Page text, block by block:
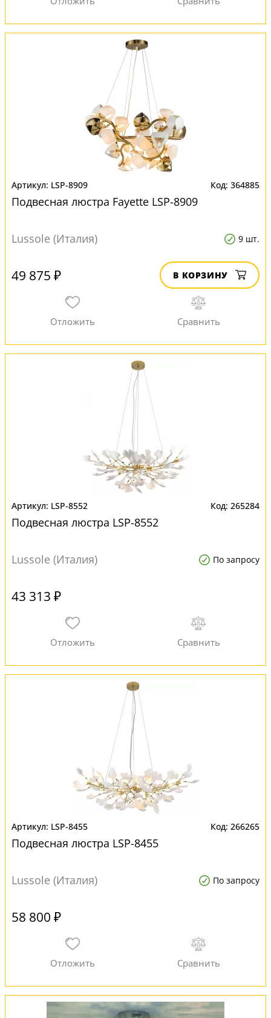
LSP-8909 364885
Подвесная люстра Fayette LSP-8909
Lussole (Италия) 9 шт.
49 875 ₽ В КОРЗИНУ
LSP-8552 265284
Подвесная люстра LSP-8552
Lussole (Италия) По запросу
43 313 ₽
LSP-8455 266265
Подвесная люстра LSP-8455
Lussole (Италия) По запросу
58 800 ₽